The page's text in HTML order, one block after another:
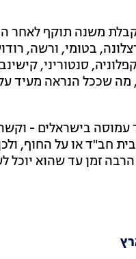
משנה תוקף
בטומי, ורשה,
סנטוריני,
, מה שככל הנראה מעיד
עמוסה בישראלים -
חב"ד או על החוף,
זמן עד שהוא יוכל